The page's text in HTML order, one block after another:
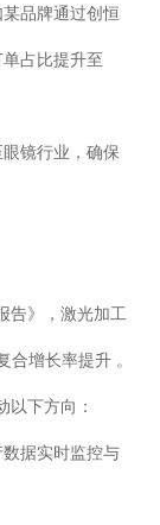
品牌通过创恒
占比提升至
镜行业，确保
告》，激光加工
增长率提升 。
下方向：
据实时监控与